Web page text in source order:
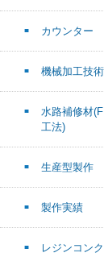
カウンター
機械加工技
水路補修材
工法)
生産型製作
製作実績
レジンコン